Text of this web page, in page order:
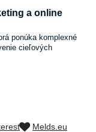
a online
ponúka komplexné
cieľových
Melds.eu